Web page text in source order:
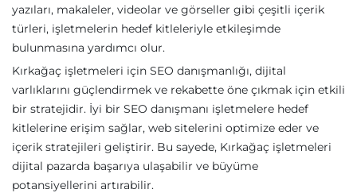
yazıları, makaleler, videolar ve görseller gibi çeşitli içerik
türleri, işletmelerin hedef kitleleriyle etkileşimde
bulunmasına yardımcı olur.
Kırkağaç işletmeleri için SEO danışmanlığı, dijital
varlıklarını güçlendirmek ve rekabette öne çıkmak için etkili
bir stratejidir. İyi bir SEO danışmanı işletmelere hedef
kitlelerine erişim sağlar, web sitelerini optimize eder ve
içerik stratejileri geliştirir. Bu sayede, Kırkağaç işletmeleri
dijital pazarda başarıya ulaşabilir ve büyüme
potansiyellerini artırabilir.